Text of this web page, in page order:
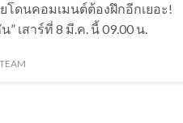
โดนคอมเมนต์ต้องฝึกอีกเยอะ!
เสาร์ที่ 8 มี.ค. นี้ 09.00 น.